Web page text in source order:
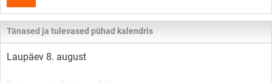
Tänased ja tulevased pühad kalendris
Laupäev 8. august